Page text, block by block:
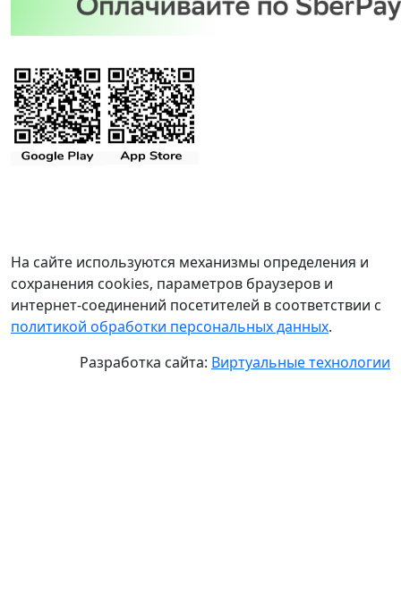
На сайте используются механизмы определения и
сохранения cookies, параметров браузеров и
интернет-соединений посетителей в соответствии с
политикой обработки персональных данных.
Разработка сайта: Виртуальные технологии